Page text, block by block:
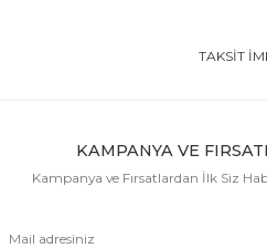
TAKSİT
KAMPANYA VE
Kampanya ve Fırsatlardan İlk Siz